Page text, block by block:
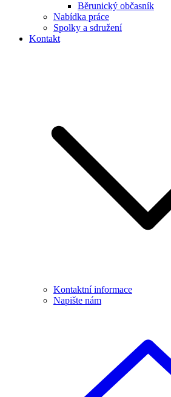
Běrunický občasník
Nabídka práce
Spolky a sdružení
Kontakt
Kontaktní informace
Napište nám